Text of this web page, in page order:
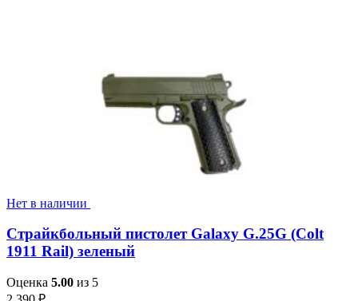
Нет в наличии
Страйкбольный пистолет Galaxy G.25G (Colt
1911 Rail) зеленый
Оценка 5.00 из 5